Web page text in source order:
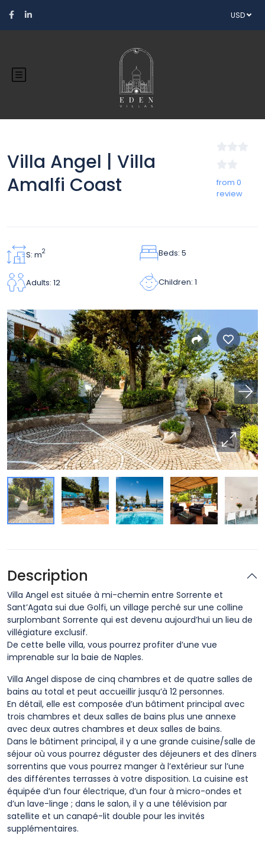
USD
Villa Angel | Villa
Amalfi Coast
from 0
review
S: m2 Beds: 5
Adults: 12 Children: 1
Description
Villa Angel est située à mi-chemin entre Sorrente et
Sant’Agata sui due Golfi, un village perché sur une colline
surplombant Sorrente qui est devenu aujourd’hui un lieu de
villégiature exclusif.
De cette belle villa, vous pourrez profiter d’une vue
imprenable sur la baie de Naples.
Villa Angel dispose de cinq chambres et de quatre salles de
bains au total et peut accueillir jusqu’à 12 personnes.
En détail, elle est composée d’un bâtiment principal avec
trois chambres et deux salles de bains plus une annexe
avec deux autres chambres et deux salles de bains.
Dans le bâtiment principal, il y a une grande cuisine/salle de
séjour où vous pourrez déguster des déjeuners et des dîners
sorrentins que vous pourrez manger à l’extérieur sur l’une
des différentes terrasses à votre disposition. La cuisine est
équipée d’un four électrique, d’un four à micro-ondes et
d’un lave-linge ; dans le salon, il y a une télévision par
satellite et un canapé-lit double pour les invités
supplémentaires.